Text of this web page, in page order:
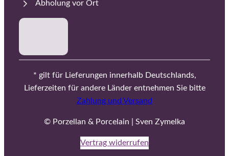
Abholung vor Ort
* gilt für Lieferungen innerhalb Deutschlands,
Lieferzeiten für andere Länder entnehmen Sie bitte
Zahlung und Versand
© Porzellan & Porcelain | Sven Zymelka
Vertrag widerrufen